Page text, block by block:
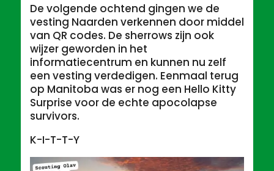
De volgende ochtend gingen we de
vesting Naarden verkennen door middel
van QR codes. De sherrows zijn ook
wijzer geworden in het
informatiecentrum en kunnen nu zelf
een vesting verdedigen. Eenmaal terug
op Manitoba was er nog een Hello Kitty
Surprise voor de echte apocolapse
survivors.
K-I-T-T-Y